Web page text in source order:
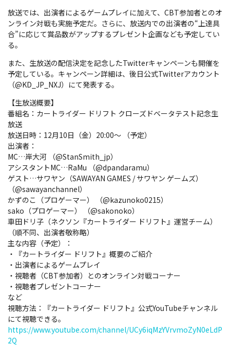
放送では、出演者によるゲームプレイに加えて、CBT参加者とのオ
ンライン対戦も実施予定だ。さらに、放送内での出演者の“上達具
合”に応じて賞品数がアップするプレゼント企画なども予定してい
る。
また、生放送の配信決定を記念したTwitterキャンペーンも開催を
予定している。キャンペーン詳細は、後日公式Twitterアカウント
（@KD_JP_NXJ）にて発表する。
【生放送概要】
番組名：カートライダー ドリフト クローズドベータテスト記念生
放送
放送日時：12月10日（金）20:00～ （予定）
出演者：
MC…岸大河 （@StanSmith_jp）
アシスタントMC…RaMu （@dpandaramu）
ゲスト…サワヤン（SAWAYAN GAMES / サワヤン ゲームズ）
（@sawayanchannel）
かずのこ（プロゲーマー） （@kazunoko0215）
sako（プロゲーマー） （@sakonoko）
車田ドリ子（ネクソン『カートライダー ドリフト』運営チーム）
（順不同、出演者敬称略）
主な内容（予定）：
・『カートライダー ドリフト』概要のご紹介
・出演者によるゲームプレイ
・視聴者（CBT参加者）とのオンライン対戦コーナー
・視聴者プレゼントコーナー
など
視聴方法：『カートライダー ドリフト』公式YouTubeチャンネル
にて視聴できる。
https://www.youtube.com/channel/UCy6iqMzYVrvmoZyN0eLdP
2Q